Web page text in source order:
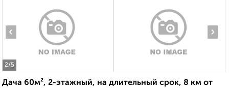
2/5
‹ ›
Дача 60м², 2-этажный, на длительный срок, 8 км от